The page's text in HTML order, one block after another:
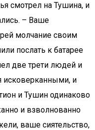
смотрел на Тушина, и
– Ваше
молчание своим
послать к батарее
две трети людей и
исковерканными, и
и Тушин одинаково
и взволнованно
ваше сиятельство,